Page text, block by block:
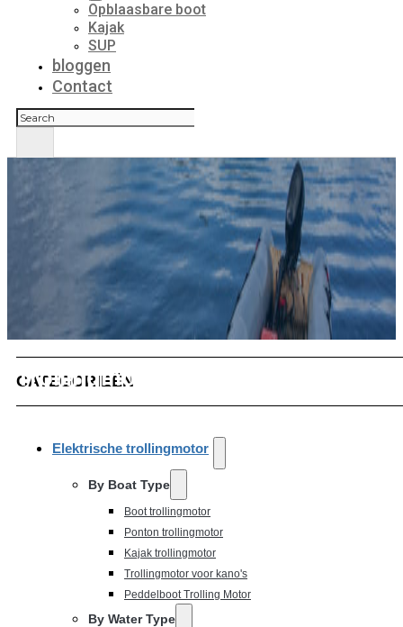
Opblaasbare boot
Kajak
SUP
bloggen
Contact
Zoeken
Trollingmotor met voetpedaal
CATEGORIEËN
Elektrische trollingmotor
By Boat Type
Boot trollingmotor
Ponton trollingmotor
Kajak trollingmotor
Trollingmotor voor kano's
Peddelboot Trolling Motor
By Water Type